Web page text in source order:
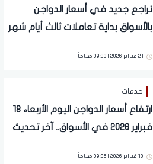
تراجع جديد في أسعار الدواجن
بالأسواق بداية تعاملات ثالث أيام شهر
21 فبراير 2026 | 09:23 صباحاً
خدمات
ارتفاع أسعار الدواجن اليوم الأربعاء 18
فبراير 2026 في الأسواق.. آخر تحديث
18 فبراير 2026 | 09:25 صباحاً